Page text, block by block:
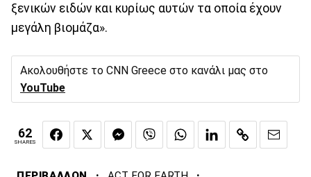
ξενικών ειδών και κυρίως αυτών τα οποία έχουν
μεγάλη βιομάζα».
Ακολουθήστε το CNN Greece στο κανάλι μας στο
YouTube
62
SHARES